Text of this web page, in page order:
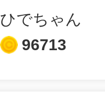
ひでちゃん
96713
まちのコイン